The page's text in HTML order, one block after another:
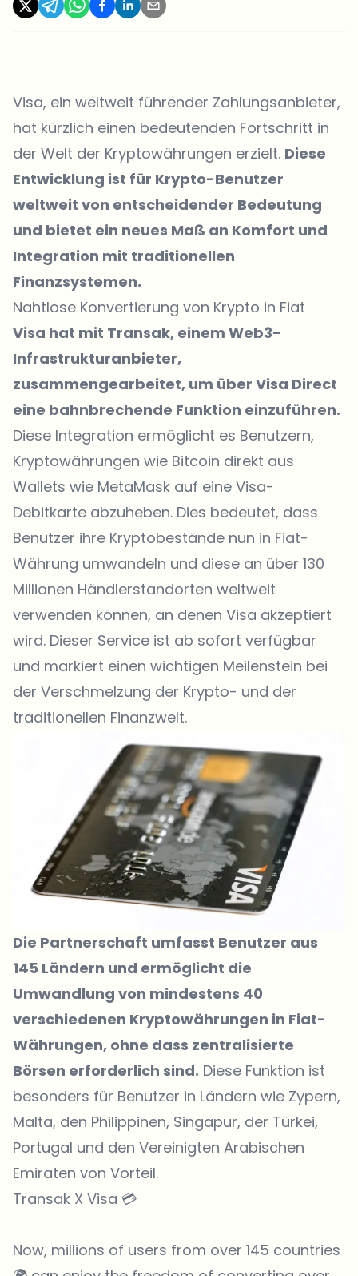
Visa, ein weltweit führender Zahlungsanbieter,
hat kürzlich einen bedeutenden Fortschritt in
der Welt der Kryptowährungen erzielt. Diese
Entwicklung ist für Krypto-Benutzer
weltweit von entscheidender Bedeutung
und bietet ein neues Maß an Komfort und
Integration mit traditionellen
Finanzsystemen.
Nahtlose Konvertierung von Krypto in Fiat
Visa hat mit Transak, einem Web3-
Infrastrukturanbieter,
zusammengearbeitet, um über Visa Direct
eine bahnbrechende Funktion einzuführen.
Diese Integration ermöglicht es Benutzern,
Kryptowährungen wie Bitcoin direkt aus
Wallets wie MetaMask auf eine Visa-
Debitkarte abzuheben. Dies bedeutet, dass
Benutzer ihre Kryptobestände nun in Fiat-
Währung umwandeln und diese an über 130
Millionen Händlerstandorten weltweit
verwenden können, an denen Visa akzeptiert
wird. Dieser Service ist ab sofort verfügbar
und markiert einen wichtigen Meilenstein bei
der Verschmelzung der Krypto- und der
traditionellen Finanzwelt.
Die Partnerschaft umfasst Benutzer aus
145 Ländern und ermöglicht die
Umwandlung von mindestens 40
verschiedenen Kryptowährungen in Fiat-
Währungen, ohne dass zentralisierte
Börsen erforderlich sind. Diese Funktion ist
besonders für Benutzer in Ländern wie Zypern,
Malta, den Philippinen, Singapur, der Türkei,
Portugal und den Vereinigten Arabischen
Emiraten von Vorteil.
Transak X Visa 💳
Now, millions of users from over 145 countries